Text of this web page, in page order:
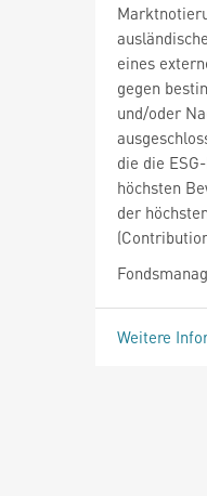
eines
gegen
und/oder
die die
höchsten
der
Weitere